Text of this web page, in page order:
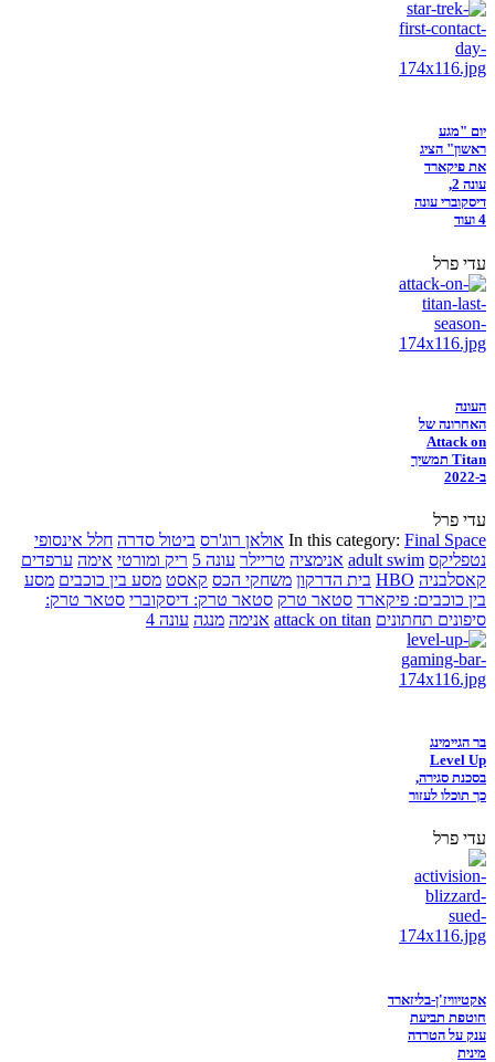
יום "מגע
ראשון" הציג
את פיקארד
עונה 2,
דיסקוברי עונה
4 ועוד
עדי פרל
העונה
האחרונה של
Attack on
Titan תמשיך
ב-2022
עדי פרל
In this category: Final Space אולאן רוג'רס ביטול סדרה חלל אינסופי
נטפליקס adult swim אנימציה טריילר עונה 5 ריק ומורטי אימה ערפדים
קאסלבניה HBO בית הדרקון משחקי הכס קאסט מסע בין כוכבים מסע
בין כוכבים: פיקארד סטאר טרק סטאר טרק: דיסקוברי סטאר טרק:
סיפונים תחתונים attack on titan אנימה מנגה עונה 4
בר הגיימינג
Level Up
בסכנת סגירה,
כך תוכלו לעזור
עדי פרל
אקטיוויז'ן-בליזארד
חוטפת תביעת
ענק על הטרדה
מינית